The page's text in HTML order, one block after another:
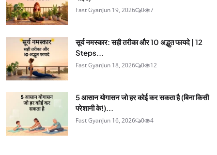
Fast GyanJun 19, 2026 0 7
सूर्य नमस्कार: सही तरीका और 10 अद्भुत फायदे | 12
Steps...
Fast GyanJun 18, 2026 0 12
5 आसान योगासन जो हर कोई कर सकता है (बिना किसी
परेशानी के!)...
Fast GyanJun 16, 2026 0 4